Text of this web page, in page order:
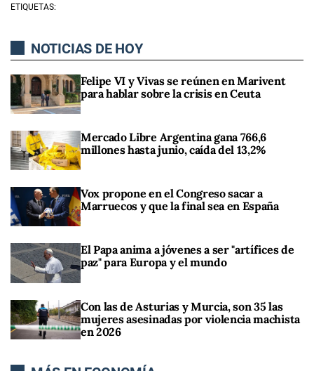
ETIQUETAS:
NOTICIAS DE HOY
Felipe VI y Vivas se reúnen en Marivent
para hablar sobre la crisis en Ceuta
Mercado Libre Argentina gana 766,6
millones hasta junio, caída del 13,2%
Vox propone en el Congreso sacar a
Marruecos y que la final sea en España
El Papa anima a jóvenes a ser "artífices de
paz" para Europa y el mundo
Con las de Asturias y Murcia, son 35 las
mujeres asesinadas por violencia machista
en 2026